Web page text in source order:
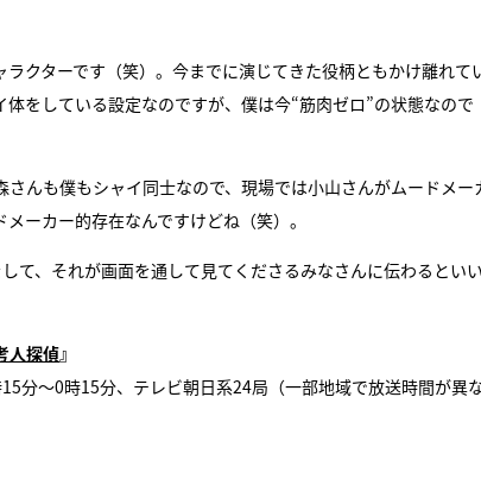
クターです（笑）。今までに演じてきた役柄ともかけ離れて
をしている設定なのですが、僕は今“筋肉ゼロ”の状態なの
んも僕もシャイ同士なので、現場では小山さんがムードメ
ーカー的存在なんですけどね（笑）。
て、それが画面を通して見てくださるみなさんに伝わるとい
人探偵』
分～0時15分、テレビ朝日系24局（一部地域で放送時間が異な